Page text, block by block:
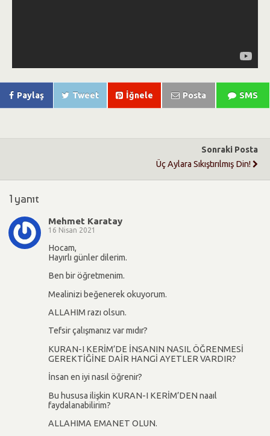
Paylaş Tweet İğnele Posta SMS
Sonraki Posta
Üç Aylara Sıkıştırılmış Din!
1 yanıt
Mehmet Karatay
16 Nisan 2021
Hocam,
Hayırlı günler dilerim.
Ben bir öğretmenim.
Mealinizi beğenerek okuyorum.
ALLAHIM razı olsun.
Tefsir çalışmanız var mıdır?
KURAN-I KERİM’DE İNSANIN NASIL ÖĞRENMESİ
GEREKTİĞİNE DAİR HANGİ AYETLER VARDIR?
İnsan en iyi nasıl öğrenir?
Bu hususa ilişkin KURAN-I KERİM’DEN naaıl
faydalanabilirim?
ALLAHIMA EMANET OLUN.